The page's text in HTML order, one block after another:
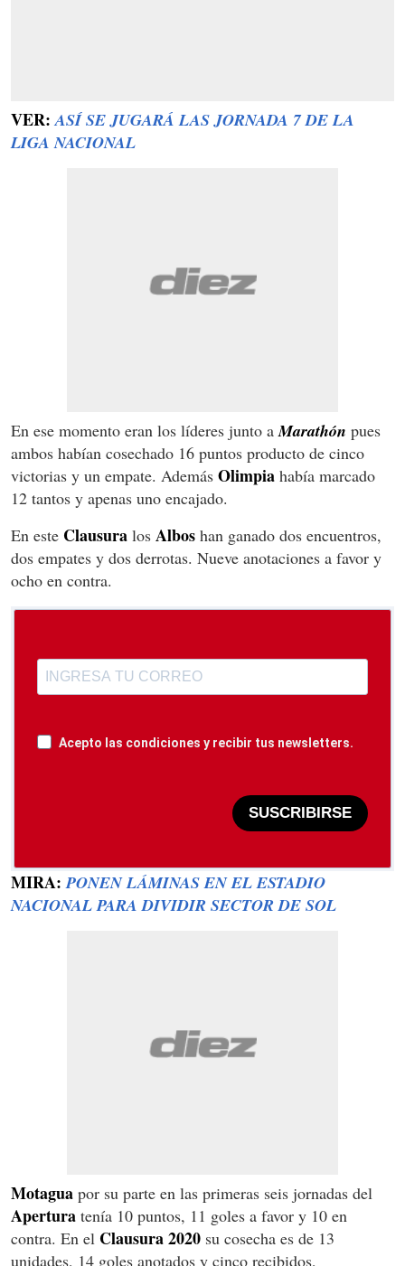
VER:ASÍ SE JUGARÁ LAS JORNADA 7 DE LA
LIGA NACIONAL
En ese momento eran los líderes junto a Marathón pues
ambos habían cosechado 16 puntos producto de cinco
victorias y un empate. Además Olimpia había marcado
12 tantos y apenas uno encajado.
En este Clausura los Albos han ganado dos encuentros,
dos empates y dos derrotas. Nueve anotaciones a favor y
ocho en contra.
Acepto las condiciones y recibir tus newsletters.
SUSCRIBIRSE
MIRA:PONEN LÁMINAS EN EL ESTADIO
NACIONAL PARA DIVIDIR SECTOR DE SOL
Motagua por su parte en las primeras seis jornadas del
Apertura tenía 10 puntos, 11 goles a favor y 10 en
contra. En el Clausura 2020 su cosecha es de 13
unidades, 14 goles anotados y cinco recibidos,